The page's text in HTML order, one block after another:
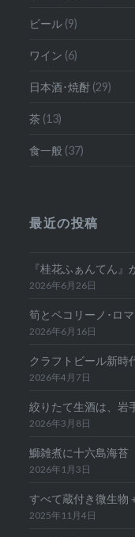
ビール (9)
ワイン (6)
日本酒･焼酎 (29)
茶 (13)
食一般 (37)
最近の投稿
『桂花ふぁんてん』
2026年6月26日
筍とペコリーノ･ロ
2026年6月16日
クラフトビール新時
2026年4月7日
絞りたて生酒は、岩
2026年3月8日
鰤雑煮に十六島海苔
2026年1月3日
すべて蔵付き微生物
2025年11月4日